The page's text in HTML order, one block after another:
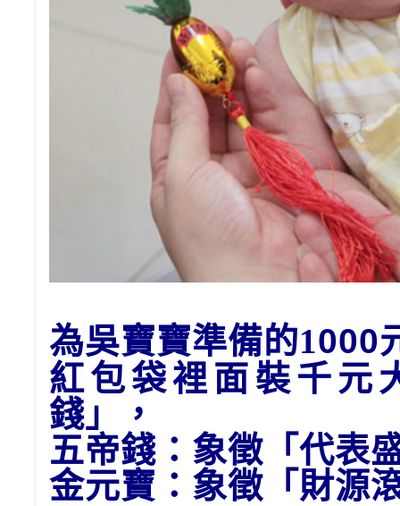
為吳寶寶準備的1000
紅包袋裡面裝千元
錢」
，
五帝錢：象徵「代表
金元寶 ：象徵「財